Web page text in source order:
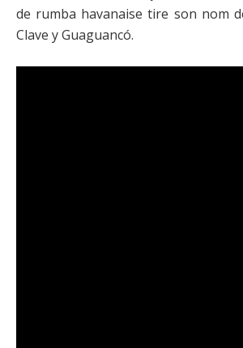
de rumba havanaise tire son nom
Clave y Guaguancó.